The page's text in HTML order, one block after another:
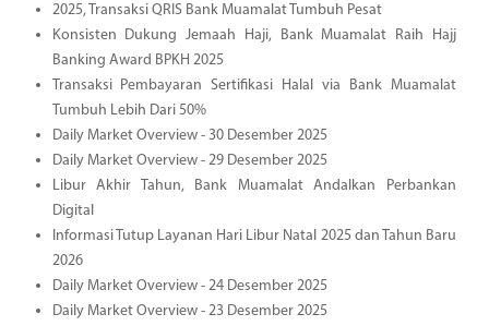
2025, Transaksi QRIS Bank Muamalat Tumbuh Pesat
Konsisten Dukung Jemaah Haji, Bank Muamalat Raih Hajj
Banking Award BPKH 2025
Transaksi Pembayaran Sertifikasi Halal via Bank Muamalat
Tumbuh Lebih Dari 50%
Daily Market Overview - 30 Desember 2025
Daily Market Overview - 29 Desember 2025
Libur Akhir Tahun, Bank Muamalat Andalkan Perbankan
Digital
Informasi Tutup Layanan Hari Libur Natal 2025 dan Tahun Baru
2026
Daily Market Overview - 24 Desember 2025
Daily Market Overview - 23 Desember 2025